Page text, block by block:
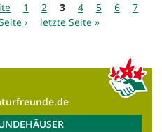
1 2 3 4 5 6
7
› letzte Seite »